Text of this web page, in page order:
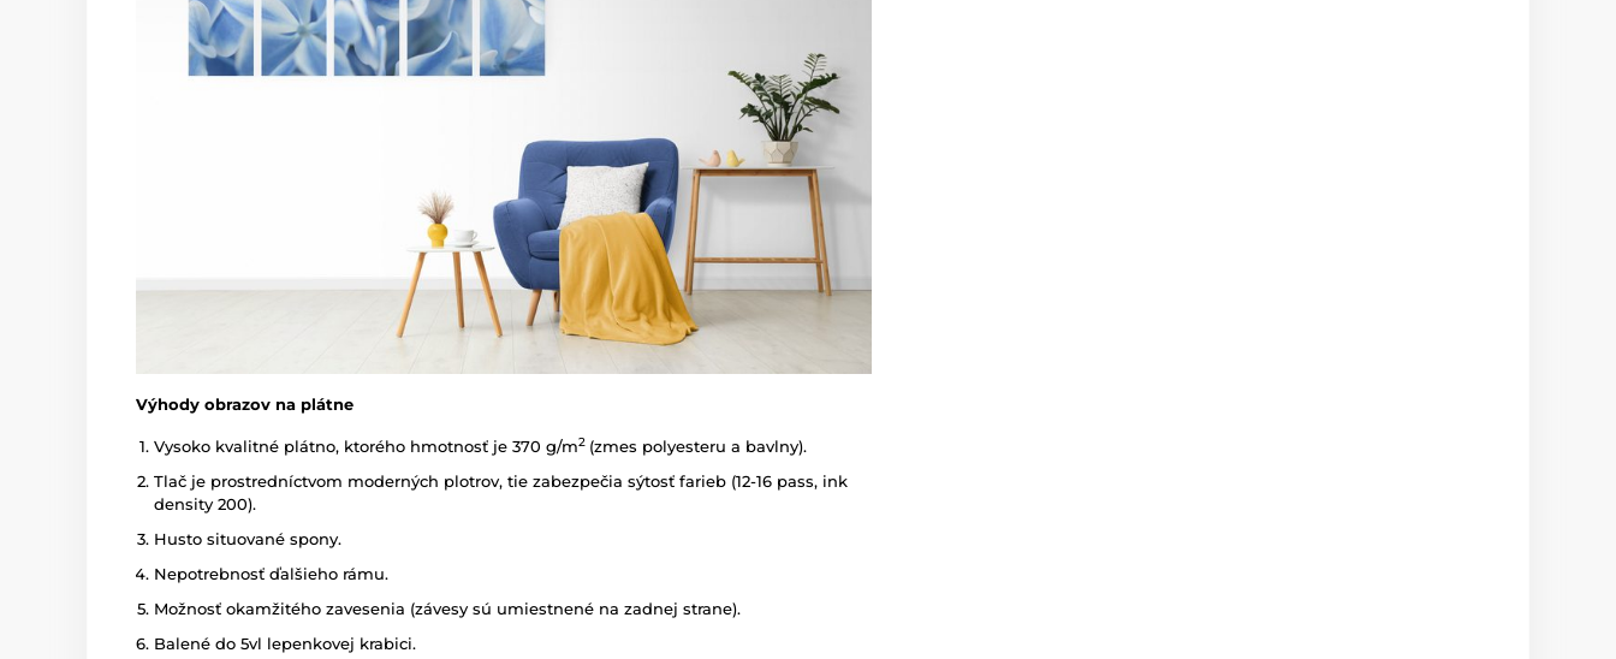
Výhody obrazov na plátne
Vysoko kvalitné plátno, ktorého hmotnosť je 370 g/m2 (zmes polyesteru a bavlny).
Tlač je prostredníctvom moderných plotrov, tie zabezpečia sýtosť farieb (12-16 pass, ink
density 200).
Husto situované spony.
Nepotrebnosť ďalšieho rámu.
Možnosť okamžitého zavesenia (závesy sú umiestnené na zadnej strane).
Balené do 5vl lepenkovej krabici.